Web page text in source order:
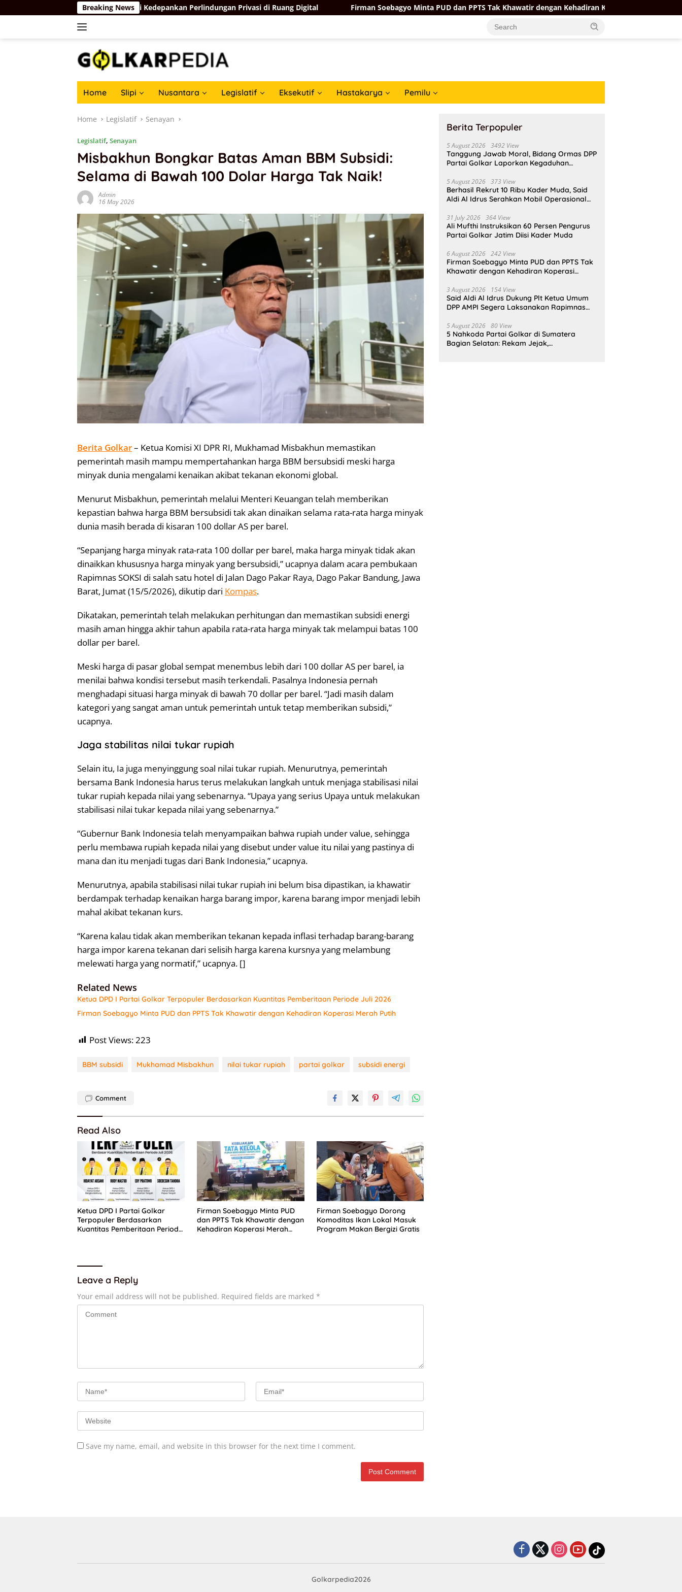
to
Breaking News
Langkah Komdigi Kedepankan Perlindungan Privasi di Ruang Digital Firman Soebagyo Minta PUD dan PPTS Tak Khawatir dengan Kehadiran Koperasi Merah Putih
Home Slipi Nusantara Legislatif Eksekutif Hastakarya Pemilu
Home Legislatif Senayan
Legislatif, Senayan
Misbakhun Bongkar Batas Aman BBM Subsidi:
Selama di Bawah 100 Dolar Harga Tak Naik!
Admin
16 May 2026
Berita Golkar– Ketua Komisi XI DPR RI, Mukhamad Misbakhun memastikan
pemerintah masih mampu mempertahankan harga BBM bersubsidi meski harga
minyak dunia mengalami kenaikan akibat tekanan ekonomi global.
Menurut Misbakhun, pemerintah melalui Menteri Keuangan telah memberikan
kepastian bahwa harga BBM bersubsidi tak akan dinaikan selama rata-rata harga minyak
dunia masih berada di kisaran 100 dollar AS per barel.
“Sepanjang harga minyak rata-rata 100 dollar per barel, maka harga minyak tidak akan
dinaikkan khususnya harga minyak yang bersubsidi,” ucapnya dalam acara pembukaan
Rapimnas SOKSI di salah satu hotel di Jalan Dago Pakar Raya, Dago Pakar Bandung, Jawa
Barat, Jumat (15/5/2026), dikutip dari Kompas.
Dikatakan, pemerintah telah melakukan perhitungan dan memastikan subsidi energi
masih aman hingga akhir tahun apabila rata-rata harga minyak tak melampui batas 100
dollar per barel.
Meski harga di pasar global sempat menembus lebih dari 100 dollar AS per barel, ia
menilai bahwa kondisi tersebut masih terkendali. Pasalnya Indonesia pernah
menghadapi situasi harga minyak di bawah 70 dollar per barel. “Jadi masih dalam
kategori yang sangat aman untuk pemerintah untuk tetap memberikan subsidi,”
ucapnya.
Jaga stabilitas nilai tukar rupiah
Selain itu, Ia juga menyinggung soal nilai tukar rupiah. Menurutnya, pemerintah
bersama Bank Indonesia harus terus melakukan langkah untuk menjaga stabilisasi nilai
tukar rupiah kepada nilai yang sebenarnya. “Upaya yang serius Upaya untuk melakukan
stabilisasi nilai tukar kepada nilai yang sebenarnya.”
“Gubernur Bank Indonesia telah menyampaikan bahwa rupiah under value, sehingga
perlu membawa rupiah kepada nilai yang disebut under value itu nilai yang pastinya di
mana dan itu menjadi tugas dari Bank Indonesia,” ucapnya.
Menurutnya, apabila stabilisasi nilai tukar rupiah ini belum bisa dipastikan, ia khawatir
berdampak terhadap kenaikan harga barang impor, karena barang impor menjadi lebih
mahal akibat tekanan kurs.
“Karena kalau tidak akan memberikan tekanan kepada inflasi terhadap barang-barang
harga impor karena tekanan dari selisih harga karena kursnya yang melambung
melewati harga yang normatif,” ucapnya. []
Related News
Ketua DPD I Partai Golkar Terpopuler Berdasarkan Kuantitas Pemberitaan Periode Juli 2026
Firman Soebagyo Minta PUD dan PPTS Tak Khawatir dengan Kehadiran Koperasi Merah Putih
Post Views: 223
BBM subsidi Mukhamad Misbakhun nilai tukar rupiah partai golkar subsidi energi
Comment
Read Also
Ketua DPD I Partai Golkar
Terpopuler Berdasarkan
Kuantitas Pemberitaan Periode
Firman Soebagyo Minta PUD
dan PPTS Tak Khawatir dengan
Kehadiran Koperasi Merah
Firman Soebagyo Dorong
Komoditas Ikan Lokal Masuk
Program Makan Bergizi Gratis
Leave a Reply
Your email address will not be published. Required fields are marked *
Save my name, email, and website in this browser for the next time I comment.
Berita Terpopuler
5 August 2026 3492 View
Tanggung Jawab Moral, Bidang Ormas DPP
Partai Golkar Laporkan Kegaduhan
5 August 2026 373 View
Berhasil Rekrut 10 Ribu Kader Muda, Said
Aldi Al Idrus Serahkan Mobil Operasional
31 July 2026 364 View
Ali Mufthi Instruksikan 60 Persen Pengurus
Partai Golkar Jatim Diisi Kader Muda
6 August 2026 242 View
Firman Soebagyo Minta PUD dan PPTS Tak
Khawatir dengan Kehadiran Koperasi
3 August 2026 154 View
Said Aldi Al Idrus Dukung Plt Ketua Umum
DPP AMPI Segera Laksanakan Rapimnas
5 August 2026 80 View
5 Nahkoda Partai Golkar di Sumatera
Bagian Selatan: Rekam Jejak,
Golkarpedia2026